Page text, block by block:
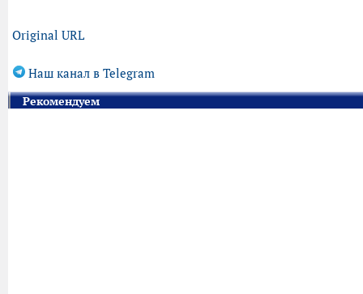
Original URL
Наш канал в Telegram
Рекомендуем